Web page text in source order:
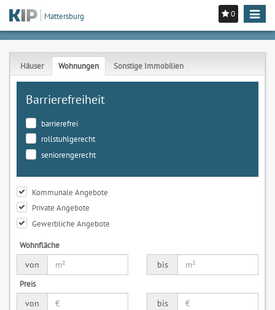
0
Toggle
Mattersburg
Häuser Wohnungen Sonstige Immobilien
Barrierefreiheit
barrierefrei
rollstuhlgerecht
seniorengerecht
Kommunale Angebote
Private Angebote
Gewerbliche Angebote
Wohnfläche
von
bis
Preis
von
bis